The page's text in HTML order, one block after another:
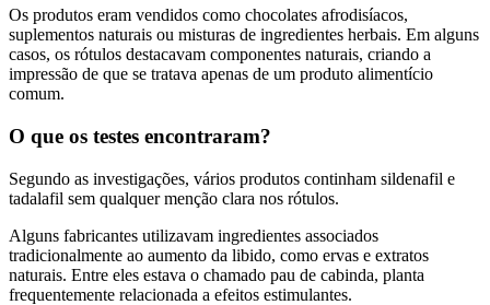
Os produtos eram vendidos como chocolates afrodisíacos,
suplementos naturais ou misturas de ingredientes herbais. Em alguns
casos, os rótulos destacavam componentes naturais, criando a
impressão de que se tratava apenas de um produto alimentício
comum.
O que os testes encontraram?
Segundo as investigações, vários produtos continham sildenafil e
tadalafil sem qualquer menção clara nos rótulos.
Alguns fabricantes utilizavam ingredientes associados
tradicionalmente ao aumento da libido, como ervas e extratos
naturais. Entre eles estava o chamado pau de cabinda, planta
frequentemente relacionada a efeitos estimulantes.